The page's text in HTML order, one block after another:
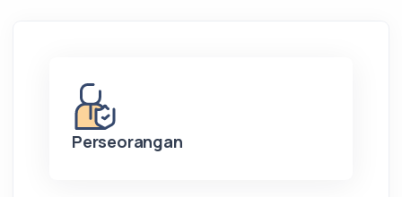
Perseorangan